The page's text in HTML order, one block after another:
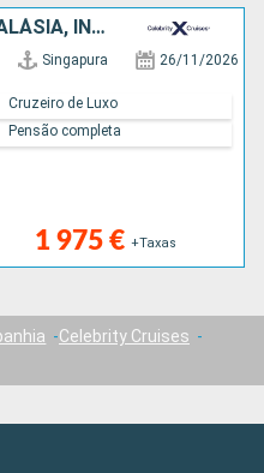
SINGAPURA, TAILÂNDIA, MALÁSIA, INDONÉSIA
Singapura 26/11/2026
1 975 € +Taxas
Cruzeiro de Luxo
Pensão completa
Celebrity Cruises